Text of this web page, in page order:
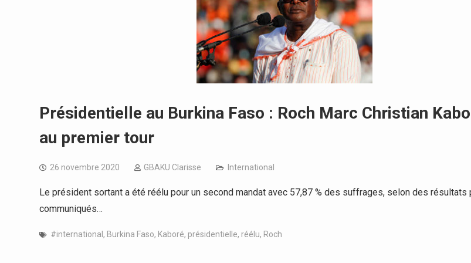
Présidentielle au Burkina Faso : Roch Marc Christian
au premier tour
26 novembre 2020 GBAKU Clarisse International
Le président sortant a été réélu pour un second mandat avec 57,87 % des suffrages, selon des résultats
communiqués…
#international , Burkina Faso, Kaboré, présidentielle, réélu, Roch